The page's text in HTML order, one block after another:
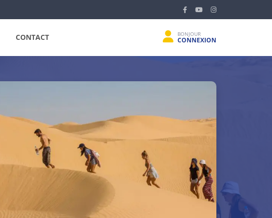
BONJOUR
CONNEXION
CONTACT